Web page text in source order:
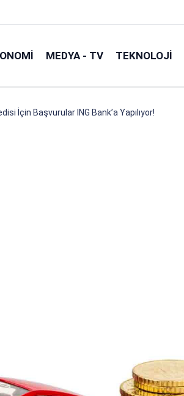
MEDYA - TV TEKNOLOJI
İçin Başvurular ING Bank’a Yapılıyor!